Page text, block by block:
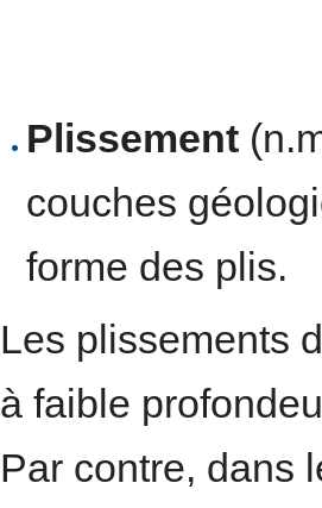
Plissement
couches
forme des plis.
Les plissements
à faible
Par contre, dans